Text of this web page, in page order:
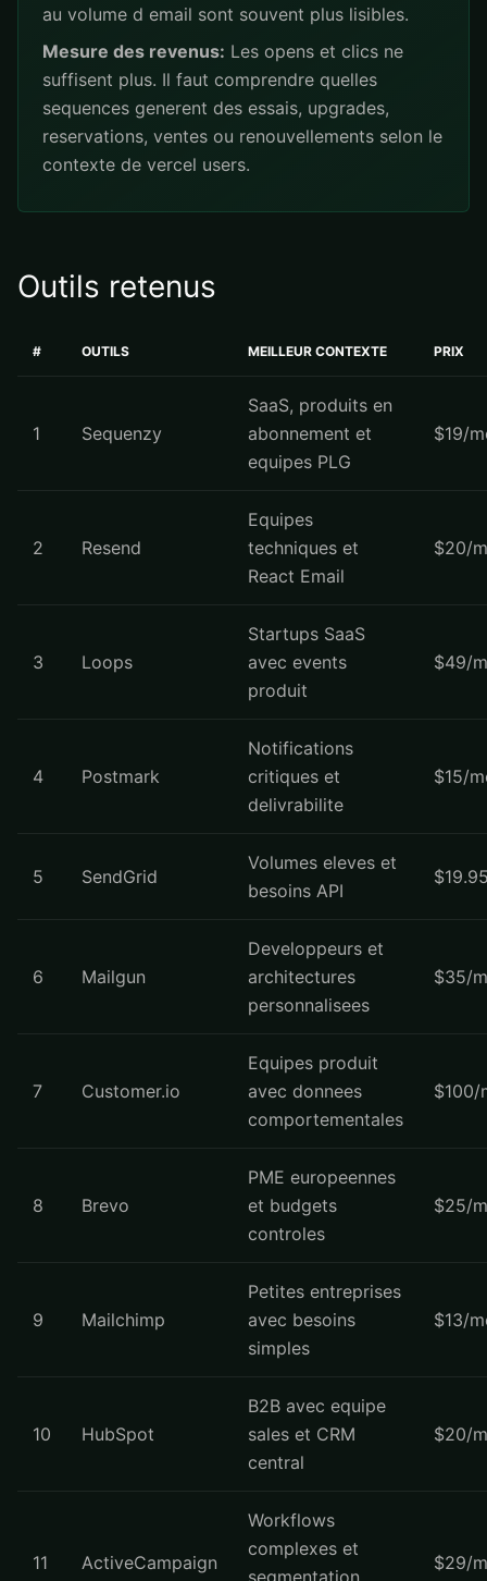
au volume d email sont souvent plus lisibles.
Mesure des revenus: Les opens et clics ne
suffisent plus. Il faut comprendre quelles
sequences generent des essais, upgrades,
reservations, ventes ou renouvellements selon le
contexte de vercel users.
Outils retenus
# OUTILS MEILLEUR CONTEXTE PRIX
1 Sequenzy
SaaS, produits en
abonnement et
equipes PLG
$19/
2 Resend
Equipes
techniques et
React Email
$20/
3 Loops
Startups SaaS
avec events
produit
$49/
4 Postmark
Notifications
critiques et
delivrabilite
$15/
5 SendGrid
Volumes eleves et
besoins API
6 Mailgun
Developpeurs et
architectures
personnalisees
$35/
7 Customer.io
Equipes produit
avec donnees
comportementales
$100/
8 Brevo
PME europeennes
et budgets
controles
$25/
9 Mailchimp
Petites entreprises
avec besoins
simples
$13/
10 HubSpot
B2B avec equipe
sales et CRM
central
$20/
11 ActiveCampaign
Workflows
complexes et
segmentation
$29/